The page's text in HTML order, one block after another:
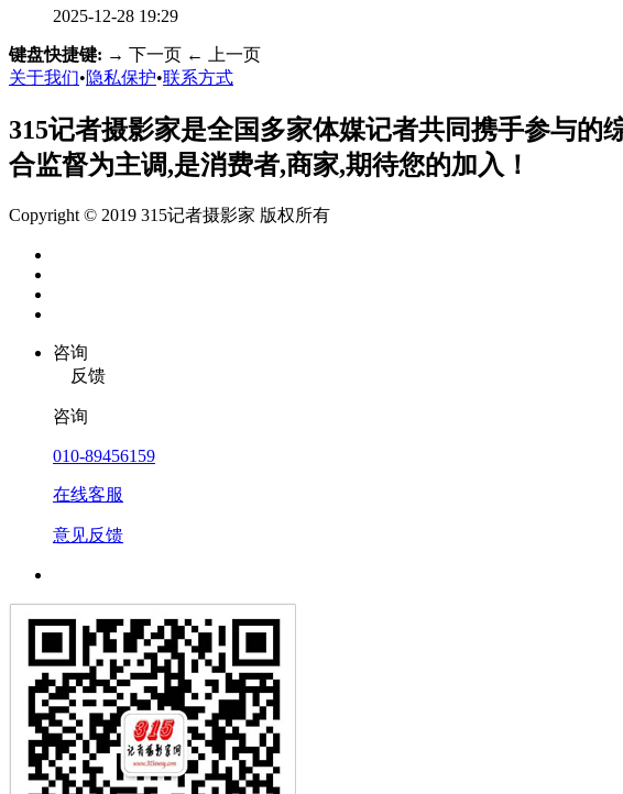
2025-12-28 19:29
键盘快捷键: → 下一页 ←
上一页
关于我们•隐私保护•联系方式
315记者摄影家是全国多家体媒记者共同携手参与
合监督为主调,是消费者,商家,期待您的加入！
Copyright © 2019 315记者摄影家 版权所有
咨询
反馈
咨询
010-89456159
在线客服
意见反馈